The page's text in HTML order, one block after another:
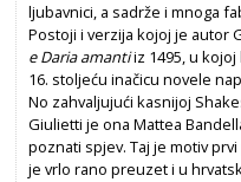
ljubavnici, a sadrže i mnoga
Postoji i verzija kojoj je autor
e Daria amantiiz 1495, u
16. stoljeću inačicu novele
No zahvaljujući kasnijoj
Giulietti je ona Mattea
poznati spjev. Taj je motiv
je vrlo rano preuzet i u